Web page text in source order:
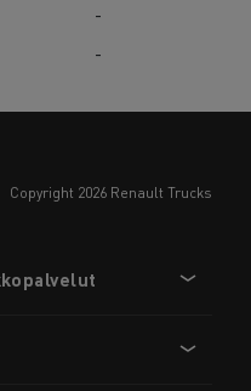
-
-
copyright 2026 Renault Trucks